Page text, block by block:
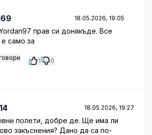
18.05.2026, 19:05
прав си донякъде. Все
само за
1 0
18.05.2026, 19:27
полети, добре де. Ще има ли
закъснения? Дано да са по-